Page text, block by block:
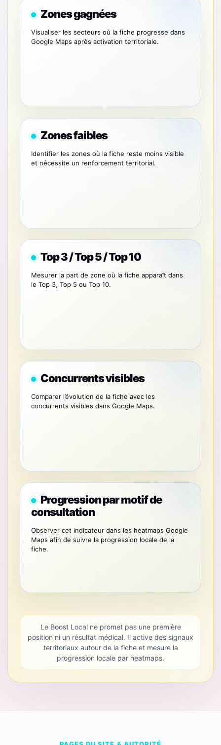
Zones gagnées
Visualiser les secteurs où la fiche progresse dans
Google Maps après activation territoriale.
Zones faibles
Identifier les zones où la fiche reste moins visible
et nécessite un renforcement territorial.
Top 3 / Top 5 / Top 10
Mesurer la part de zone où la fiche apparaît dans
le Top 3, Top 5 ou Top 10.
Concurrents visibles
Comparer l’évolution de la fiche avec les
concurrents visibles dans Google Maps.
Progression par motif de
consultation
Observer cet indicateur dans les heatmaps Google
Maps afin de suivre la progression locale de la
fiche.
Le Boost Local ne promet pas une première
position ni un résultat médical. Il active des signaux
territoriaux autour de la fiche et mesure la
progression locale par heatmaps.